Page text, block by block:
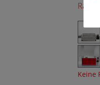
Keine